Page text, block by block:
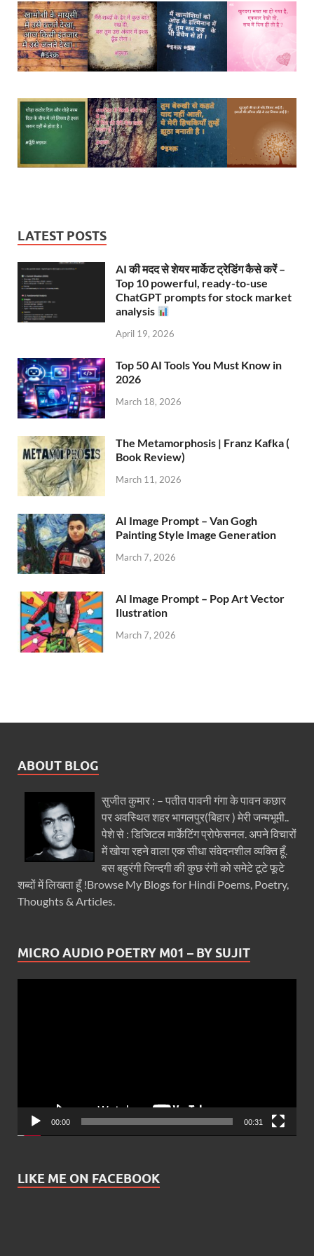
LATEST POSTS
AI की मदद से शेयर मार्केट ट्रेडिंग कैसे करें –
Top 10 powerful, ready-to-use
ChatGPT prompts for stock market
analysis
April 19, 2026
Top 50 AI Tools You Must Know in
2026
March 18, 2026
The Metamorphosis | Franz Kafka (
Book Review)
March 11, 2026
AI Image Prompt – Van Gogh
Painting Style Image Generation
March 7, 2026
AI Image Prompt – Pop Art Vector
Ilustration
March 7, 2026
ABOUT BLOG
सुजीत कुमार : – पतीत पावनी गंगा के पावन कछार
पर अवस्थित शहर भागलपुर(बिहार ) मेरी जन्मभूमी..
पेशे से : डिजिटल मार्केटिंग प्रोफेसनल. अपने विचारों
में खोया रहने वाला एक सीधा संवेदनशील व्यक्ति हूँ.
बस बहुरंगी जिन्दगी की कुछ रंगों को समेटे टूटे फूटे
शब्दों में लिखता हूँ !Browse My Blogs for Hindi Poems, Poetry,
Thoughts & Articles.
MICRO AUDIO POETRY M01 – BY SUJIT
00:00 00:31
LIKE ME ON FACEBOOK